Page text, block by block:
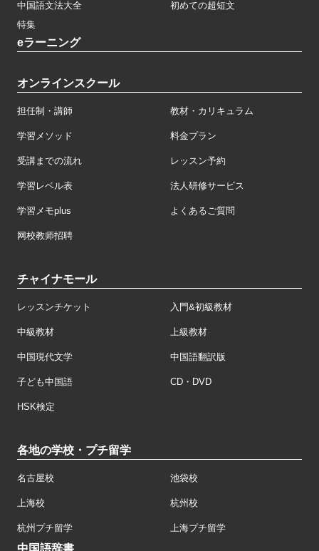
中国語文法大全
初めての超短文
特集
eラーニング
オンラインスクール
担任制・講師 教材・カリキュラム
学習メソッド 料金プラン
受講までの流れ レッスン予約
学習レベル表 法人研修サービス
学習メモplus よくあるご質問
网校教师招聘
チャイナモール
レッスンチケット 入門&初級教材
中級教材 上級教材
中国現代文学 中国語翻訳版
子ども中国語 CD・DVD
HSK検定
各地の学校・プチ留学
名古屋校 池袋校
上海校 杭州校
杭州プチ留学 上海プチ留学
中国語辞書